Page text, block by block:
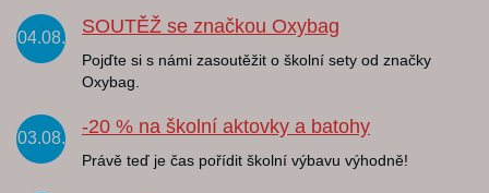
04.08.
SOUTĚŽ se značkou Oxybag
Pojďte si s námi zasoutěžit o školní sety od značky
Oxybag.
03.08.
-20 % na školní aktovky a batohy
Právě teď je čas pořídit školní výbavu výhodně!